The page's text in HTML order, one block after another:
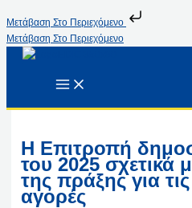
Μετάβαση Στο Περιεχόμενο
Μετάβαση Στο Περιεχόμενο
Η Επιτροπή
του 2025 σχετικά
της πράξης για
αγορές